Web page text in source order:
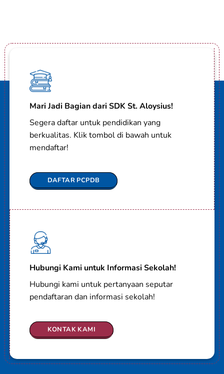
Mari Jadi Bagian dari SDK St. Aloysius!
Segera daftar untuk pendidikan yang
berkualitas. Klik tombol di bawah untuk
mendaftar!
DAFTAR PCPDB
Hubungi Kami untuk Informasi Sekolah!
Hubungi kami untuk pertanyaan seputar
pendaftaran dan informasi sekolah!
KONTAK KAMI